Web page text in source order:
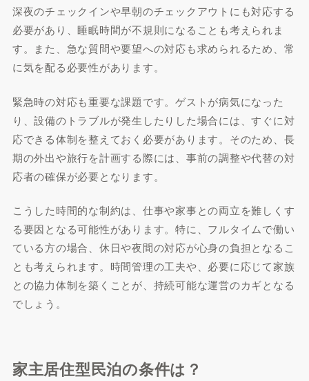
深夜のチェックインや早朝のチェックアウトにも対応する
必要があり、睡眠時間が不規則になることも考えられま
す。また、急な質問や要望への対応も求められるため、常
に気を配る必要性があります。
緊急時の対応も重要な課題です。ゲストが病気になった
り、設備のトラブルが発生したりした場合には、すぐに対
応できる体制を整えておく必要があります。そのため、長
期の外出や旅行を計画する際には、事前の調整や代替の対
応者の確保が必要となります。
こうした時間的な制約は、仕事や家事との両立を難しくす
る要因となる可能性があります。特に、フルタイムで働い
ている方の場合、休日や夜間の対応が心身の負担となるこ
とも考えられます。時間管理の工夫や、必要に応じて家族
との協力体制を築くことが、持続可能な運営のカギとなる
でしょう。
家主居住型民泊の条件は？